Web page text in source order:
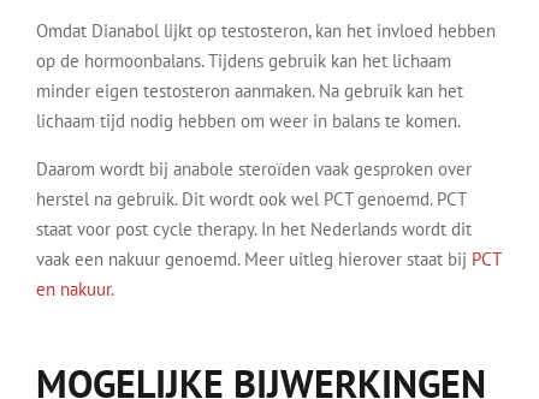
Omdat Dianabol lijkt op testosteron, kan het invloed hebben
op de hormoonbalans. Tijdens gebruik kan het lichaam
minder eigen testosteron aanmaken. Na gebruik kan het
lichaam tijd nodig hebben om weer in balans te komen.
Daarom wordt bij anabole steroïden vaak gesproken over
herstel na gebruik. Dit wordt ook wel PCT genoemd. PCT
staat voor post cycle therapy. In het Nederlands wordt dit
vaak een nakuur genoemd. Meer uitleg hierover staat bij PCT
en nakuur.
MOGELIJKE BIJWERKINGEN